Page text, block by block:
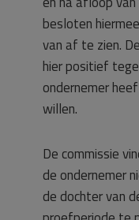
besloten
van af te zien.
hier positief
ondernemer
willen.
De commissie
de ondernemer
de dochter van